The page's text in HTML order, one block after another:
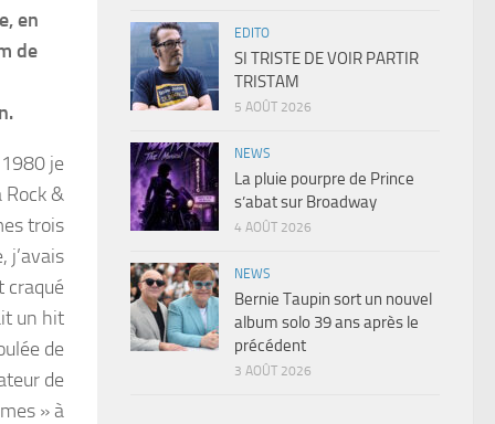
en
de
je
Rock &
trois
j’avais
craqué
un hit
de
de
» à
EDITO
SI TRISTE DE VOIR PARTIR
TRISTAM
5 AOÛT 2026
NEWS
La pluie pourpre de Prince
s’abat sur Broadway
4 AOÛT 2026
NEWS
Bernie Taupin sort un nouvel
album solo 39 ans après le
précédent
3 AOÛT 2026